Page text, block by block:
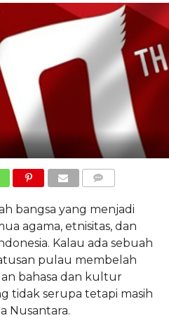
bangsa yang menjadi
agama, etnisitas, dan
Kalau ada sebuah
pulau membelah
bahasa dan kultur
tidak serupa tetapi masih
Nusantara.